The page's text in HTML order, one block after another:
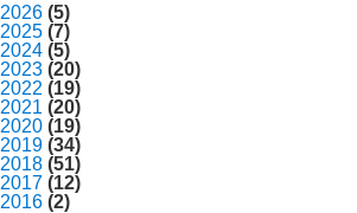
2026 (5)
2025 (7)
2024 (5)
2023 (20)
2022 (19)
2021 (20)
2020 (19)
2019 (34)
2018 (51)
2017 (12)
2016 (2)